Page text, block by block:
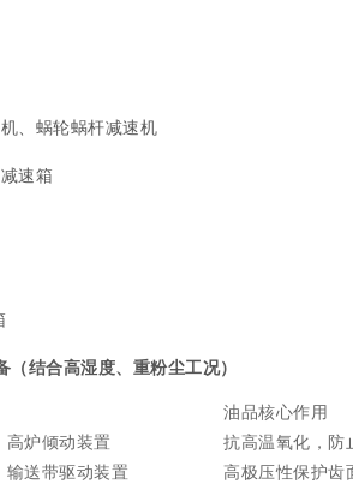
、蜗轮蜗杆减速机
速箱
结合高湿度、重粉尘工况）
油品核心作用
高炉倾动装置
抗高温氧化，防
输送带驱动装置
高极压性保护齿